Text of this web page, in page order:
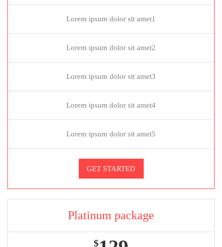
Lorem ipsum dolor sit amet1
Lorem ipsum dolor sit amet2
Lorem ipsum dolor sit amet3
Lorem ipsum dolor sit amet4
Lorem ipsum dolor sit amet5
GET STARTED
Platinum package
$